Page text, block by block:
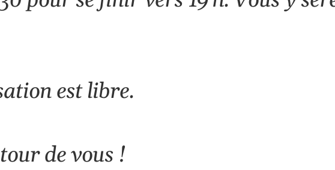
est libre.
de vous !